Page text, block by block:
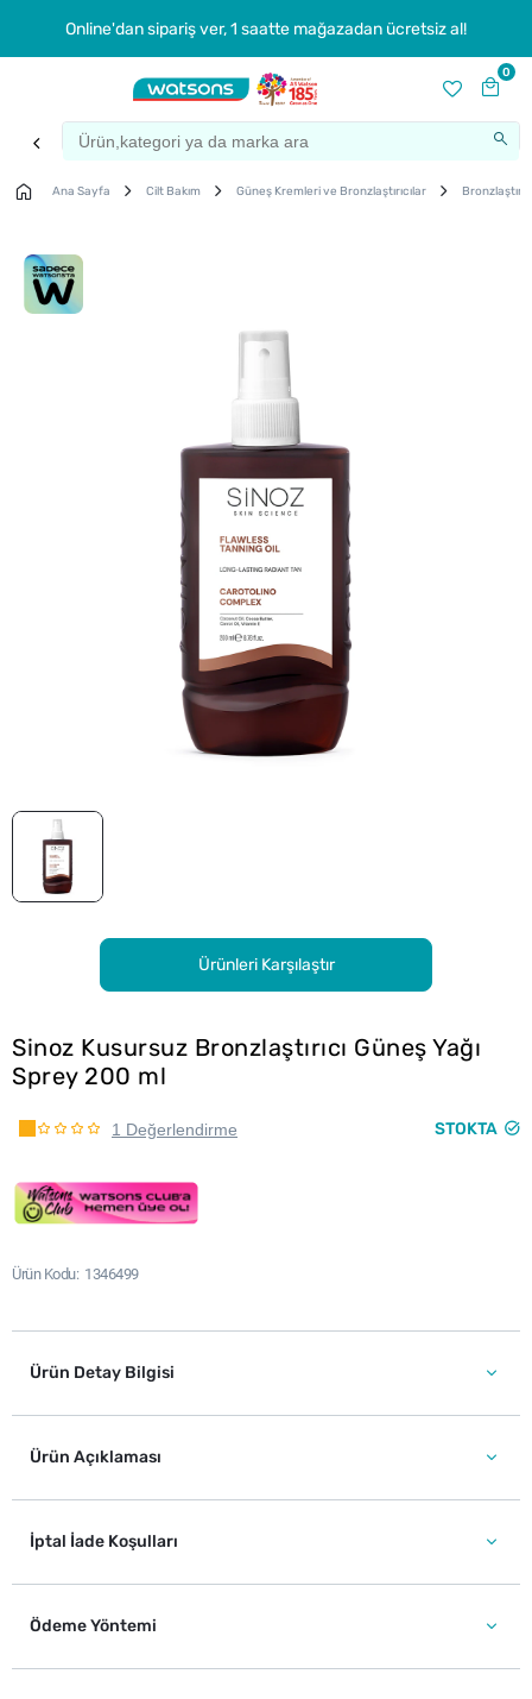
Online'dan sipariş ver, 1 saatte mağazadan ücretsiz al!
0
Ana Sayfa Cilt Bakım Güneş Kremleri ve Bronzlaştırıcılar
Ürünleri Karşılaştır
Sinoz Kusursuz Bronzlaştırıcı Güneş Yağı
Sprey 200 ml
1 Değerlendirme STOKTA
Ürün Kodu 1346499
Ürün Detay Bilgisi
Ürün Açıklaması
İptal İade Koşulları
Ödeme Yöntemi